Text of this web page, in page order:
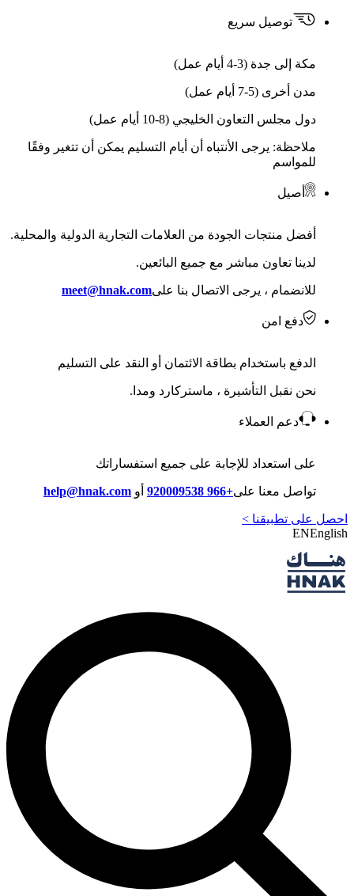
توصيل سريع
مكة إلى جدة (3-4 أيام عمل)
مدن أخرى (5-7 أيام عمل)
دول مجلس التعاون الخليجي (8-10 أيام عمل)
ملاحظة: يرجى الأنتباه أن أيام التسليم يمكن أن تتغير وفقًا
للمواسم
أصيل
أفضل منتجات الجودة من العلامات التجارية الدولية والمحلية.
لدينا تعاون مباشر مع جميع البائعين.
للانضمام ، يرجى الاتصال بنا علىmeet@hnak.com
دفع امن
الدفع باستخدام بطاقة الائتمان أو النقد على التسليم
نحن نقبل التأشيرة ، ماستركارد ومدا.
دعم العملاء
على استعداد للإجابة على جميع استفساراتك
تواصل معنا على+966 920009538 أو help@hnak.com
احصل على تطبيقنا >
ENEnglish